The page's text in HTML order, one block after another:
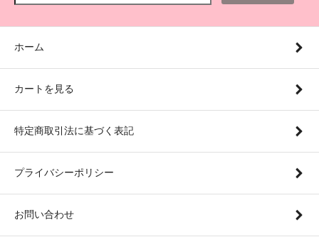
ホーム
カートを見る
特定商取引法に基づく表記
プライバシーポリシー
お問い合わせ